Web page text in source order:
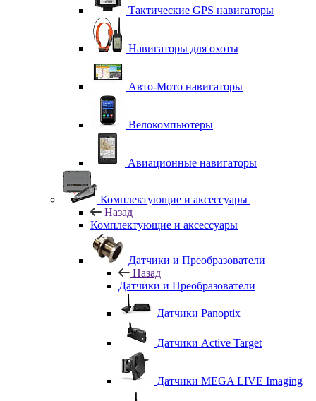
Тактические GPS навигаторы
Навигаторы для охоты
Авто-Мото навигаторы
Велокомпьютеры
Авиационные навигаторы
Комплектующие и аксессуары
Назад
Комплектующие и аксессуары
Датчики и Преобразователи
Назад
Датчики и Преобразователи
Датчики Panoptix
Датчики Active Target
Датчики MEGA LIVE Imaging